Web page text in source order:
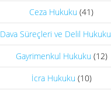
Ceza Hukuku (41)
Dava Süreçleri ve Delil Hukuku
Gayrimenkul Hukuku (12)
İcra Hukuku (10)